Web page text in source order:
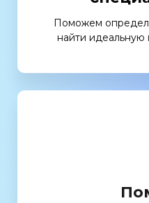
Поможем
найти идеальную